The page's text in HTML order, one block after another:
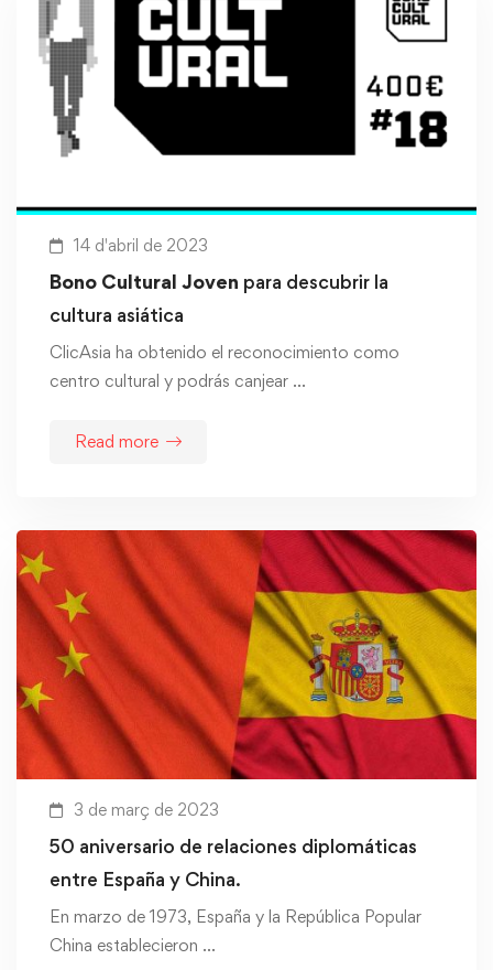
14 d'abril de 2023
Bono Cultural Joven para descubrir la
cultura asiática
ClicAsia ha obtenido el reconocimiento como
centro cultural y podrás canjear …
Read more
3 de març de 2023
50 aniversario de relaciones diplomáticas
entre España y China.
En marzo de 1973, España y la República Popular
China establecieron …